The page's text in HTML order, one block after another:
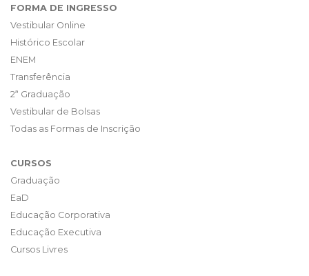
FORMA DE INGRESSO
Vestibular Online
Histórico Escolar
ENEM
Transferência
2ª Graduação
Vestibular de Bolsas
Todas as Formas de Inscrição
CURSOS
Graduação
EaD
Educação Corporativa
Educação Executiva
Cursos Livres